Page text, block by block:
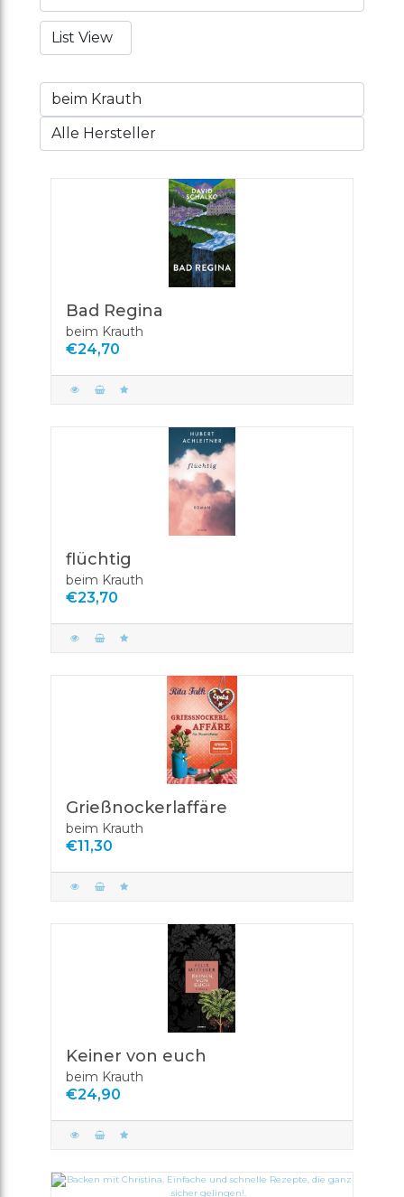
Bad Regina
beim Krauth
€24,70
flüchtig
beim Krauth
€23,70
Grießnockerlaffäre
beim Krauth
€11,30
Keiner von euch
beim Krauth
€24,90
ANMELDEN
REGISTRIEREN